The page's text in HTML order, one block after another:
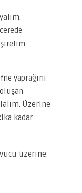
yaprağını
Üzerine
kadar
üzerine